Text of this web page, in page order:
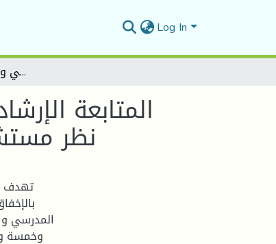
Log In
المتابعة الإرشادية وعلاقتها بالإخفاق الدراسي دراسة ميدانية من وجهة نظر مستشاري التوجيه والإرشاد المدرسي والمهني لمدينة الوادي
المتابعة
نظر
تهدف
المدرسي